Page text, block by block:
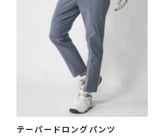
テーパードロングパンツ